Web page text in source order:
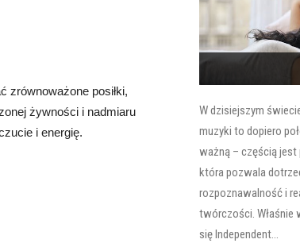
zrównoważone posiłki,
żywności i nadmiaru
i energię.
W dzisiejszym
muzyki to dopiero
ważną – częścią jest
która pozwala
rozpoznawalność i
twórczości. Właśnie
się Independent...